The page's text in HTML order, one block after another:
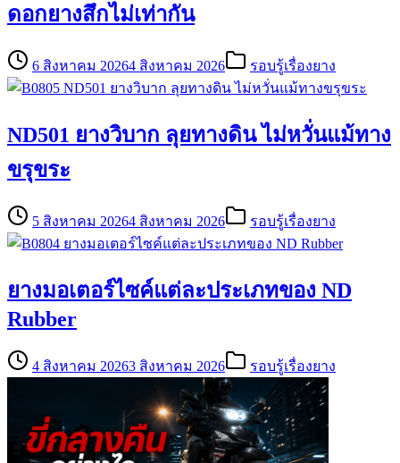
ดอกยางสึกไม่เท่ากัน
6 สิงหาคม 20264 สิงหาคม 2026 รอบรู้เรื่องยาง
ND501 ยางวิบาก ลุยทางดิน ไม่หวั่นแม้ทาง
ขรุขระ
5 สิงหาคม 20264 สิงหาคม 2026 รอบรู้เรื่องยาง
ยางมอเตอร์ไซค์แต่ละประเภทของ ND
Rubber
4 สิงหาคม 20263 สิงหาคม 2026 รอบรู้เรื่องยาง